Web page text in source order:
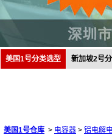
美国1号分类选型 新加坡2号
美国1号仓库 > 电容器 > 铝电解